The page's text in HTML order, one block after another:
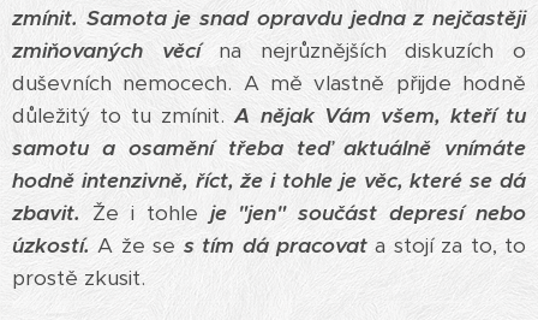
zmínit. Samota je snad opravdu jedna z nejčastěji
zmiňovaných věcína nejrůznějších diskuzích o
duševních nemocech. A mě vlastně přijde hodně
důležitý to tu zmínit.A nějak Vám všem, kteří tu
samotu a osamění třeba teď aktuálně vnímáte
hodně intenzivně, říct, že i tohle je věc, které se dá
zbavit. Že i tohle je "jen" součást depresí nebo
úzkostí. A že se s tím dá pracovat a stojí za to, to
prostě zkusit.